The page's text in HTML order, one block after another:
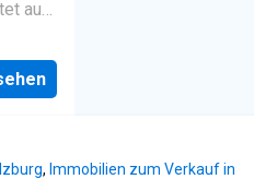
& Schulen
auf
, Immobilien zum Verkauf in